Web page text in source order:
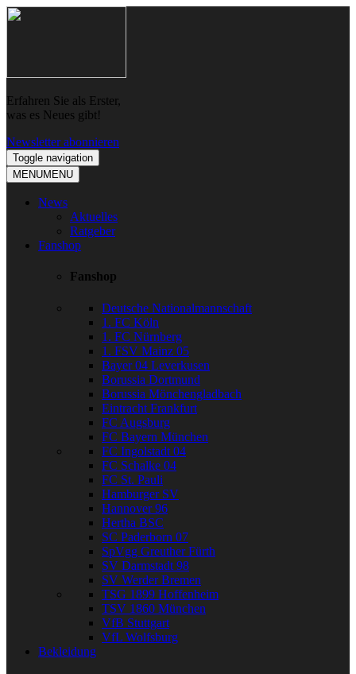
Skip
Skip
Erfahren Sie als Erster,
was es Neues gibt!
Newsletter abonnieren
Toggle navigation
MENUMENU
News
Aktuelles
Ratgeber
Fanshop
Fanshop
Deutsche Nationalmannschaft
1. FC Köln
1. FC Nürnberg
1. FSV Mainz 05
Bayer 04 Leverkusen
Borussia Dortmund
Borussia Mönchengladbach
Eintracht Frankfurt
FC Augsburg
FC Bayern München
FC Ingolstadt 04
FC Schalke 04
FC St. Pauli
Hamburger SV
Hannover 96
Hertha BSC
SC Paderborn 07
SpVgg Greuther Fürth
SV Darmstadt 98
SV Werder Bremen
TSG 1899 Hoffenheim
TSV 1860 München
VfB Stuttgart
VfL Wolfsburg
Bekleidung